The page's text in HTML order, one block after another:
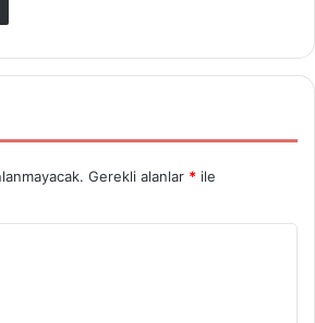
Gerekli alanlar * ile